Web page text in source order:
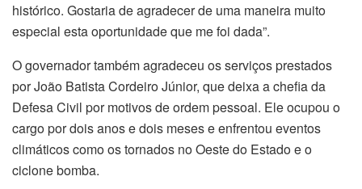
histórico. Gostaria de agradecer de uma maneira muito
especial esta oportunidade que me foi dada”.
O governador também agradeceu os serviços prestados
por João Batista Cordeiro Júnior, que deixa a chefia da
Defesa Civil por motivos de ordem pessoal. Ele ocupou o
cargo por dois anos e dois meses e enfrentou eventos
climáticos como os tornados no Oeste do Estado e o
ciclone bomba.